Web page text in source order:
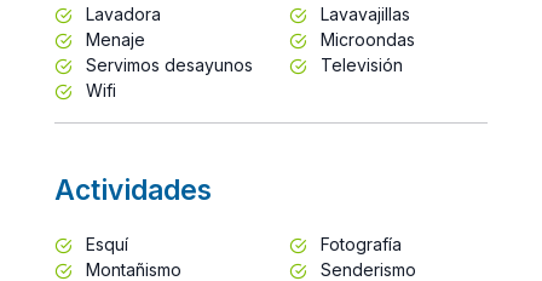
Lavadora
Lavavajillas
Menaje
Microondas
Servimos desayunos
Televisión
Wifi
Actividades
Esquí
Fotografía
Montañismo
Senderismo